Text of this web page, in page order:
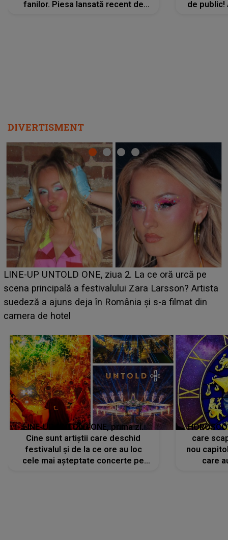
fanilor. Piesa lansată recent de
de public!
DIVERTISMENT
Ce a dezvăluit noua concurentă din "Casa Iubirii" l-a
luat prin surprindere pe Emanuel. CINE ESTE
BĂIATUL VIZAT de Alexandra?! Aflându-se în fața
faptului împlinit, A RECUNOSCUT IMEDIAT: "Am
LINE-UP UNTOLD ONE, prima zi.
Cine sunt artiștii care deschid
festivalul și de la ce ore au loc
cele mai așteptate concerte pe
care
nou
care